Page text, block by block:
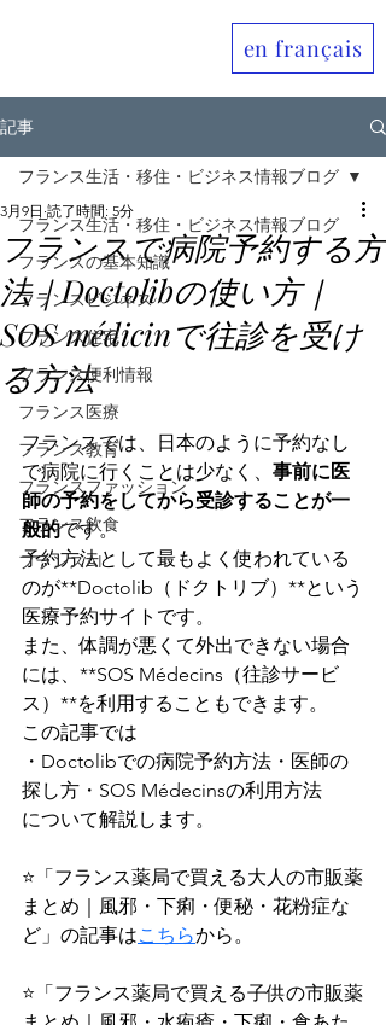
en français
記事
フランス生活・移住・ビジネス情報ブログ
フランスの基本知識
フランスビジネス
フランス住宅
フランス便利情報
フランス医療
フランス教育
フランスファッション
フランス飲食
フランスAI
フランス生活・移住・ビジネス情報ブログ
フランスで病院予約する方
法｜Doctolibの使い方｜
SOS médicinで往診を受け
る方法
3月9日 読了時間: 5分
フランスでは、日本のように予約なし
で病院に行くことは少なく、 事前に医
師の予約をしてから受診することが一
般的です。
予約方法として最もよく使われている
のが**Doctolib（ドクトリブ）**という
医療予約サイトです。
また、体調が悪くて外出できない場合
には、**SOS Médecins（往診サービ
ス）**を利用することもできます。
この記事では
・Doctolibでの病院予約方法・医師の
探し方・SOS Médecinsの利用方法
について解説します。
⭐️「フランス薬局で買える大人の市販薬
まとめ｜風邪・下痢・便秘・花粉症な
ど」の記事はこちらから。
⭐️「フランス薬局で買える子供の市販薬